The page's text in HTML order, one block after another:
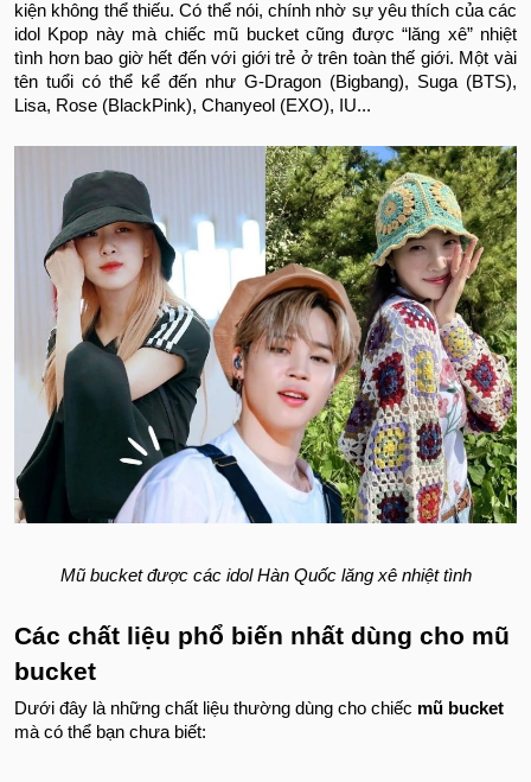
kiện không thể thiếu. Có thể nói, chính nhờ sự yêu thích của các
idol Kpop này mà chiếc mũ bucket cũng được “lăng xê” nhiệt
tình hơn bao giờ hết đến với giới trẻ ở trên toàn thế giới. Một vài
tên tuổi có thể kể đến như G-Dragon (Bigbang), Suga (BTS),
Lisa, Rose (BlackPink), Chanyeol (EXO), IU...
Mũ bucket được các idol Hàn Quốc lăng xê nhiệt tình
Các chất liệu phổ biến nhất dùng cho mũ
bucket
Dưới đây là những chất liệu thường dùng cho chiếc mũ bucket
mà có thể bạn chưa biết: